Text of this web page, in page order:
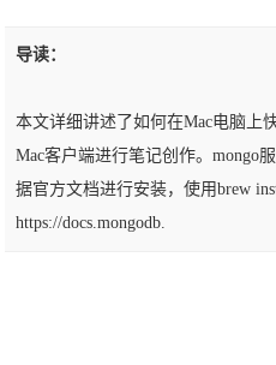
导读：
本文详细讲述了如何在Mac电脑上
Mac客户端进行笔记创作。mongo
据官方文档进行安装，使用brew
https://docs.mongodb.